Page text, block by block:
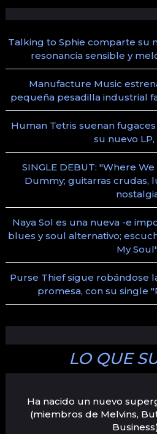
Talking to Sphie comparte su
resonancia sensible y
Manufacture Music
pequeña pesadilla industrial
Human Tetris suenan
su nuevo LP,
SINGLE DEBUT: "Where
Dummy; guitarras crudas,
Naya Sol es una nueva -e
blues y soul alternativo;
My
Purse Thief sigue robándose
promesa, con su single
LO QUE
Ha nacido un nuevo
(miembros de Melvins,